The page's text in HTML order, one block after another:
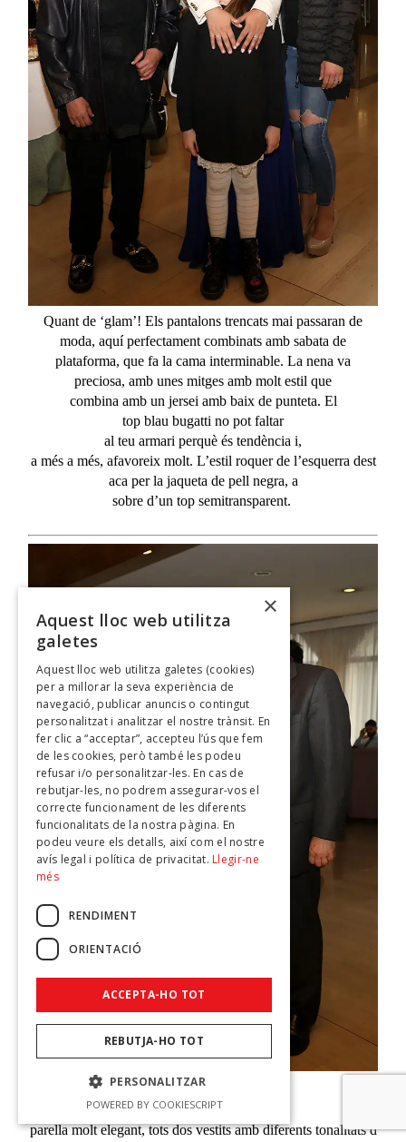
Quant de ‘glam’! Els pantalons trencats mai passaran de
moda, aquíperfectament combinats amb sabata de
plataforma, que fa la cama interminable. La nena va
preciosa, amb unes mitges amb molt estil que
combina ambun jersei amb baixde punteta. El
top blau bugatti no pot faltar
al teu armari perquè és tendència i,
a mésa més, afavoreix molt. L’estil roquerde l’esquerra dest
aca per la jaqueta de pell negra, a
sobre d’un top semitransparent.
Una
parellamolt elegant,totsdosvestits amb diferents tonalitatsd
×
Aquest lloc web utilitza
galetes
Aquest lloc web utilitza galetes (cookies)
per a millorar la seva experiència de
navegació, publicar anuncis o contingut
personalitzat i analitzar el nostre trànsit. En
fer clic a “acceptar”, accepteu l’ús que fem
de les cookies, però també les podeu
refusar i/o personalitzar-les. En cas de
rebutjar-les, no podrem assegurar-vos el
correcte funcionament de les diferents
funcionalitats de la nostra pàgina. En
podeu veure els detalls, així com el nostre
avís legal i política de privacitat. Llegir-ne
més
RENDIMENT
ORIENTACIÓ
ACCEPTA-HO TOT
REBUTJA-HO TOT
PERSONALITZAR
POWERED BY COOKIESCRIPT